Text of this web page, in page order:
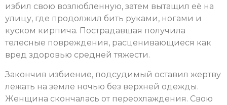
избил свою возлюбленную, затем вытащил её на
улицу, где продолжил бить руками, ногами и
куском кирпича. Пострадавшая получила
телесные повреждения, расценивающиеся как
вред здоровью средней тяжести.
Закончив избиение, подсудимый оставил жертву
лежать на земле ночью без верхней одежды.
Женщина скончалась от переохлаждения. Свою